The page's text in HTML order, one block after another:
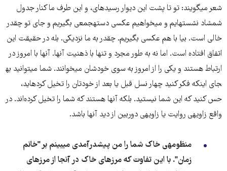
شعر می​گویند: تو تا پشت این دیوار رسیده​ای، و این طرف ما کنار جدول
شمشاد نشسته​ایم و می​خواهیم عکسی دسته​جمعی بگیریم و جای تو چقدر
خالی​ است. بیا با هم عکسی بگیریم. چقدر به ما نزدیکی. بله در حقیقت این
اتفاق افتاده است. اما نه به طور مجرد و تنها با ذهنیت آنها. آنها با امروز در
ارتباط هستند و یکی را از امروز به سوی خودشان می​خوانند. شما می​توانید به​
جای اینکه فکر کنید چهار نسل قبل یا بعد از خودتان را تخیل کرده​اید،
حس کنید که این شما نیستید. بلکه آنها هستند که شما را تخیل کرده‌اند. در
واقع زاویه​ی روایت یا زاویه​ی دوربین از دید آنها باشد.
منظومه​ی خاک شما را من پیش​درآمدی می​بینم بر "خانم
زمان". با این تفاوت که مرزهای خاک در آنجا از مرزهای